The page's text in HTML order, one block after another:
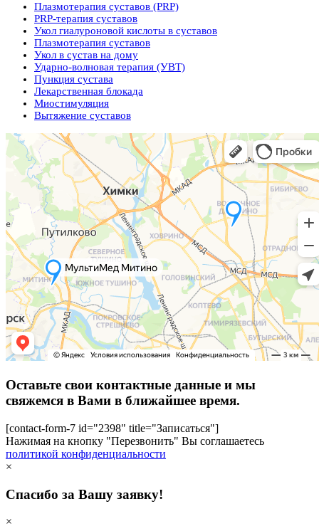
Плазмотерапия суставов (PRP)
PRP-терапия суставов
Укол гиалуроновой кислоты в суставов
Плазмотерапия суставов
Укол в сустав на дому
Ударно-волновая терапия (УВТ)
Пункция сустава
Лекарственная блокада
Миостимуляция
Вытяжение суставов
Оставьте свои контактные данные и мы
свяжемся в Вами в ближайшее время.
[contact-form-7 id="2398" title="Записаться"]
Нажимая на кнопку "Перезвонить" Вы соглашаетесь
политикой конфиденциальности
×
Спасибо за Вашу заявку!
×